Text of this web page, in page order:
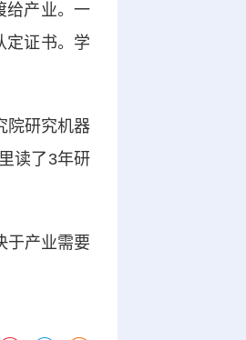
产业。一
定证书。学
院研究机器
读了3年研
产业需要